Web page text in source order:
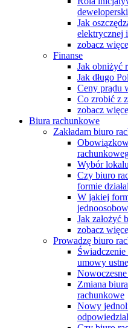
Jak
elektrycznej
zobacz
Finanse
Jak obniżyć
Jak długo
Ceny prądu
Co zrobić z
zobacz
Biura rachunkowe
Zakładam biuro
Wybór
Czy biuro
formie
W jakiej
Jak założyć
zobacz
Prowadzę biuro
umowy
Zmiana
rachunkowe
Nowy